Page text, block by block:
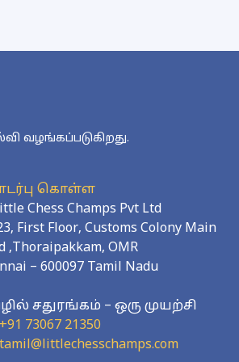
கொள்ள
Chess Champs Pvt Ltd
First Floor, Customs Colony Main
,Thoraipakkam, OMR
– 600097 Tamil Nadu
சதுரங்கம் – ஒரு முயற்சி
+91 73067 21350
tamil@littlechesschamps.com
வழங்கப்படுகிறது.